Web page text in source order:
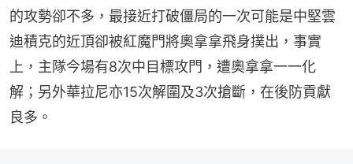
的攻勢卻不多，最接近打破僵局的一次可能是中堅雲
迪積克的近頂卻被紅魔門將奧拿拿飛身撲出，事實
上，主隊今場有8次中目標攻門，遭奧拿拿一一化
解；另外華拉尼亦15次解圍及3次搶斷，在後防貢獻
良多。